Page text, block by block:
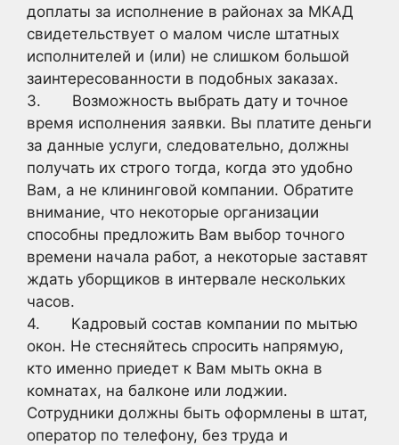
доплаты за исполнение в районах за МКАД
свидетельствует о малом числе штатных
исполнителей и (или) не слишком большой
заинтересованности в подобных заказах.
3. Возможность выбрать дату и точное
время исполнения заявки. Вы платите деньги
за данные услуги, следовательно, должны
получать их строго тогда, когда это удобно
Вам, а не клининговой компании. Обратите
внимание, что некоторые организации
способны предложить Вам выбор точного
времени начала работ, а некоторые заставят
ждать уборщиков в интервале нескольких
часов.
4. Кадровый состав компании по мытью
окон. Не стесняйтесь спросить напрямую,
кто именно приедет к Вам мыть окна в
комнатах, на балконе или лоджии.
Сотрудники должны быть оформлены в штат,
оператор по телефону, без труда и